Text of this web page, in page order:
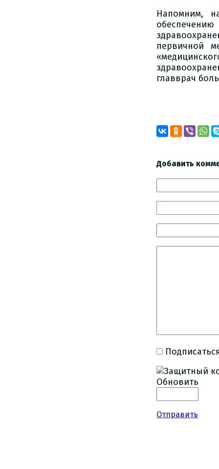
Напомним,
первичной
главврач
Добавить
Обновить
Отправить